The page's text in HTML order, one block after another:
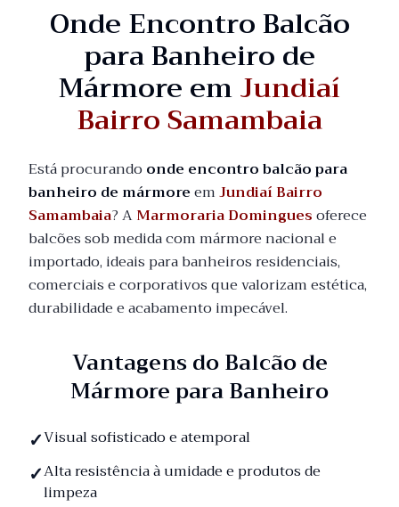
Onde Encontro Balcão
para Banheiro de
Mármore emJundiaí
Bairro Samambaia
Está procurando onde encontro balcão para
banheiro de mármoreemJundiaí Bairro
Samambaia? AMarmoraria Dominguesoferece
balcões sob medida com mármore nacional e
importado, ideais para banheiros residenciais,
comerciais e corporativos que valorizam estética,
durabilidade e acabamento impecável.
Vantagens do Balcão de
Mármore para Banheiro
Visual sofisticado e atemporal
Alta resistência à umidade e produtos de
limpeza